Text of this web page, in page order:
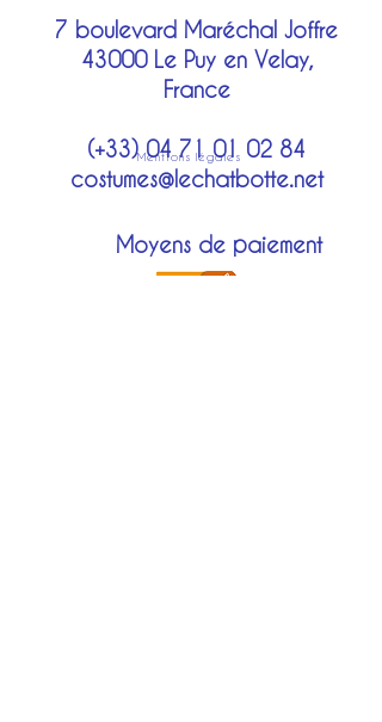
Mentions légales
7 boulevard Maréchal Joffre
43000 Le Puy en Velay,
France
(+33)04 71 01 02 84
costumes@lechatbotte.net
Moyens de paiement